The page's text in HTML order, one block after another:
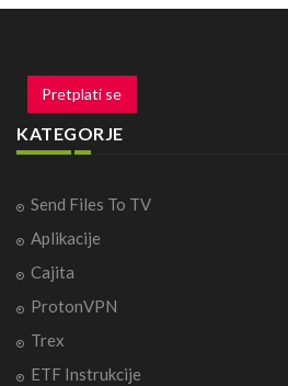
Pretplati se
KATEGORJE
Send Files To TV
Aplikacije
Cajita
ProtonVPN
Trex
ETF Instrukcije